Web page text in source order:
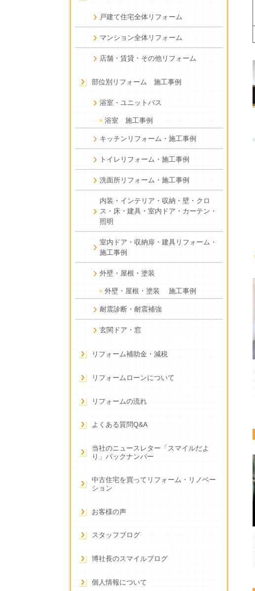
戸建て住宅全体リフォーム
マンション全体リフォーム
店舗・賃貸・その他リフォーム
部位別リフォーム 施工事例
浴室・ユニットバス
浴室 施工事例
キッチンリフォーム・施工事例
トイレリフォーム・施工事例
洗面所リフォーム・施工事例
内装・インテリア・収納・壁・クロ
ス・床・建具・室内ドア・カーテン・
照明
室内ドア・収納扉・建具リフォーム・
施工事例
外壁・屋根・塗装
外壁・屋根・塗装 施工事例
耐震診断・耐震補強
玄関ドア・窓
リフォーム補助金・減税
リフォームローンについて
リフォームの流れ
よくある質問Q&A
当社のニュースレター「スマイルだよ
り」バックナンバー
中古住宅を買ってリフォーム・リノベー
ション
お客様の声
スタッフブログ
博社長のスマイルブログ
個人情報について